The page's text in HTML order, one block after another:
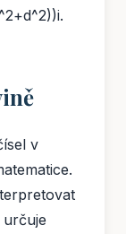
v